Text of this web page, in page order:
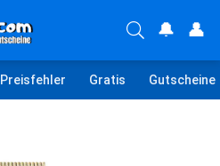
🔔 👤
Preisfehler Gratis Gutscheine